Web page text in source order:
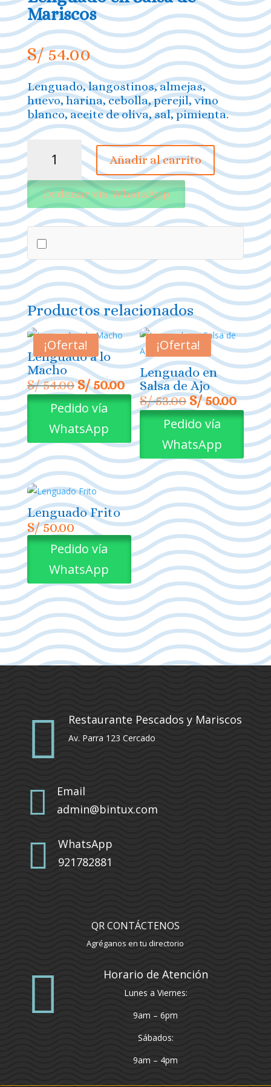
Mariscos
S/54.00
Lenguado, langostinos, almejas,
huevo, harina, cebolla, perejil, vino
blanco, aceite de oliva, sal, pimienta.
en
Salsa
de
Mariscos
cantidad
Añadir al carrito
Ordenar vía WhatsApp
Productos relacionados
¡Oferta!
Lenguado a lo
Macho
S/54.00El
precio
original
era:
S/ 54.00.
S/50.00El
precio
actual
es:
S/ 50.00.
Pedido vía
WhatsApp
¡Oferta!
Lenguado en
Salsa de Ajo
S/53.00El
precio
original
era:
S/ 53.00.
S/50.00El
es:
S/
Pedido vía
WhatsApp
Lenguado Frito
S/50.00
Pedido vía
WhatsApp
 Restaurante Pescados y Mariscos
Av. Parra 123 Cercado

Email
admin@bintux.com

WhatsApp
921782881
QR CONTÁCTENOS
Agréganos en tu directorio
 Horario de Atención
Lunes a Viernes:
9am – 6pm
Sábados:
9am – 4pm